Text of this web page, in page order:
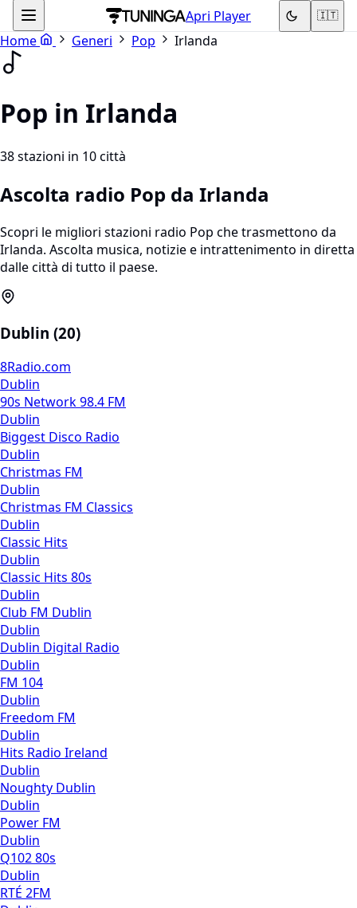
Apri Player 🇮🇹
Home Generi Pop Irlanda
Pop in Irlanda
38 stazioni in 10 città
Ascolta radio Pop da Irlanda
Scopri le migliori stazioni radio Pop che trasmettono da
Irlanda. Ascolta musica, notizie e intrattenimento in diretta
dalle città di tutto il paese.
Dublin (20)
8Radio.com
Dublin
90s Network 98.4 FM
Dublin
Biggest Disco Radio
Dublin
Christmas FM
Dublin
Christmas FM Classics
Dublin
Classic Hits
Dublin
Classic Hits 80s
Dublin
Club FM Dublin
Dublin
Dublin Digital Radio
Dublin
FM 104
Dublin
Freedom FM
Dublin
Hits Radio Ireland
Dublin
Noughty Dublin
Dublin
Power FM
Dublin
Q102 80s
Dublin
RTÉ 2FM